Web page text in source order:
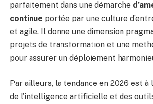
parfaitement dans une démarche
continue portée par une culture
et agile. Il donne une dimension
projets de transformation et une
pour assurer un déploiement
Par ailleurs, la tendance en 2026 est à
de l’intelligence artificielle et des